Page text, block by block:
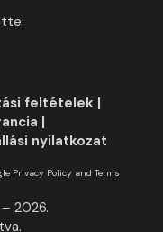
feltételek|
|
nyilatkozat
Privacy Policy and Terms
2026.